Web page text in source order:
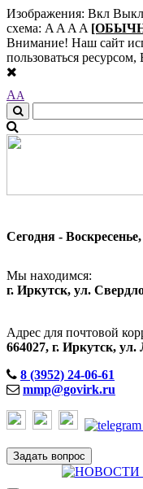
Изображения: Вкл Выкл
схема: A A A A
Внимание! Наш сайт
пользоваться ресурсом,
AA
Сегодня -
Мы находимся:
г. Иркутск, ул.
Адрес для почтовой
664027, г. Иркутск, ул.
8 (3952) 24-06-61
mmp@govirk.ru
Задать вопрос